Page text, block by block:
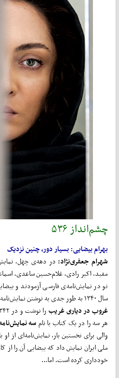
چشم‌انداز ۵۳۶
بهرام بیضایی: بسیار دور، چنین نزدیک
شهرام جعفری‌نژاد:در دهه‌ی چهل،
مفید، اکبر رادی، غلام‌حسین ساعدی،
نو در نمایش‌نامه‌ی فارسی آزمودند و
سال ۱۳۴۰ به طور جدی به نوشتن نمایش‌نامه پرداخت؛ از جمله در ۱۳۴۱
غروب در دیاری غریبرا نوشت و در ۱۳۴۲
هر سه را در یک کتاب با نامسه نمایش
والی برای نخستین بار، نمایش‌نامه‌ای از او
ملی ایران نمایش داد که بیضایی آن را از
خودداری کرده ‌است. اما...